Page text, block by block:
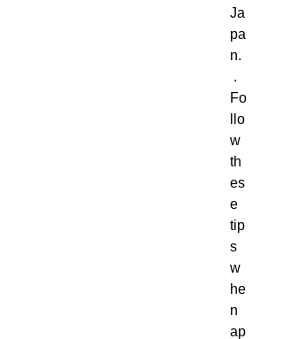
Ja
pa
n.
.
Fo
llo
w
th
es
e
tip
s
w
he
n
ap